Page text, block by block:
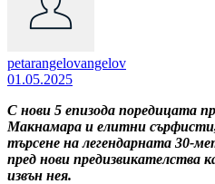
petarangelovangelov
01.05.2025
С нови 5 епизода поредицата
Макнамара и елитни
търсене на легендарната 30-
пред нови предизвикателства
извън нея.